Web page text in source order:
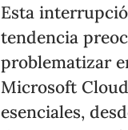
Esta
tendencia
problematizar
Microsoft
esenciales,